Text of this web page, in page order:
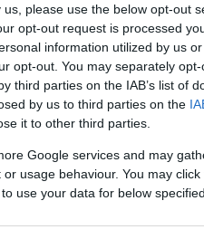
please use the below opt-out
opt-out request is processed
information utilized by us
opt-out. You may separately
third parties on the IAB’s list of
by us to third parties on the
it to other third parties.
Google services and may
usage behaviour. You may
use your data for below
ναυάρχων - που
των συνθηκών που
πραξικόπημα
της Κυριακής.
της Συνθήκης του
ενέργειες
που από την Αγκυρα